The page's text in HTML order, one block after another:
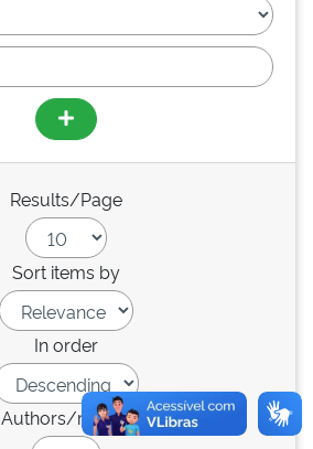
Results/Page
Sort items by
In order
Authors/record